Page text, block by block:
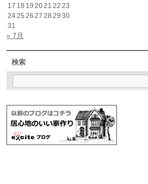
17 18 19 2021 22 23
2425 26 27 28 29 30
31
« 7月
検索